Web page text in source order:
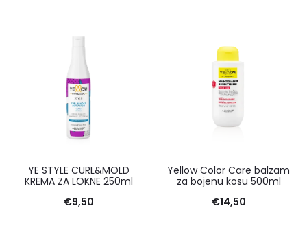
YE STYLE CURL&MOLD
KREMA ZA LOKNE 250ml
€9,50
Yellow Color Care balzam
za bojenu kosu 500ml
€14,50